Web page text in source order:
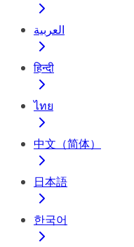
العربية
हिन्दी
ไทย
中文（简体）
日本語
한국어